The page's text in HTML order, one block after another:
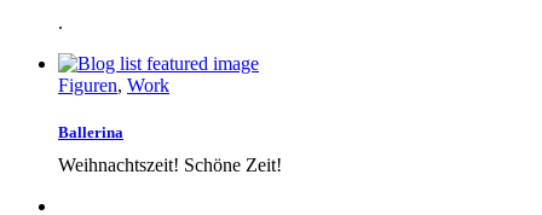
.
Figuren, Work
Ballerina
Weihnachtszeit! Schöne Zeit!